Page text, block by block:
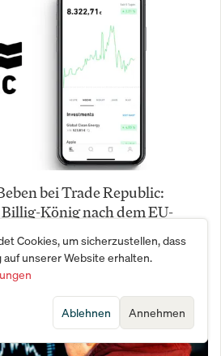
bei Trade Republic:
König nach dem EU-
Cookies, um sicherzustellen, dass
unserer Website erhalten.
Annehmen
Ablehnen